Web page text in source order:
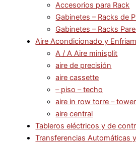
Accesorios para Rack
Gabinetes – Racks de
Gabinetes – Racks
Aire Acondicionado y
A / A Aire minisplit
aire de precisión
aire cassette
– piso – techo
aire in row torre – tower
aire central
Tableros eléctricos y de
Transferencias Automáticas